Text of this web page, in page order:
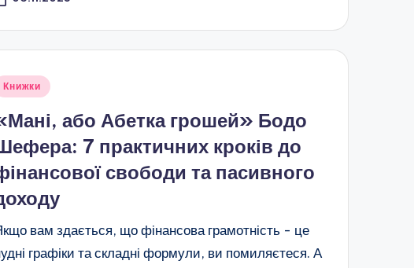
Книжки
або Абетка грошей» Бодо
7 практичних кроків до
свободи та пасивного
вам здається, що фінансова грамотність - це
графіки та складні формули, ви помиляєтеся. А